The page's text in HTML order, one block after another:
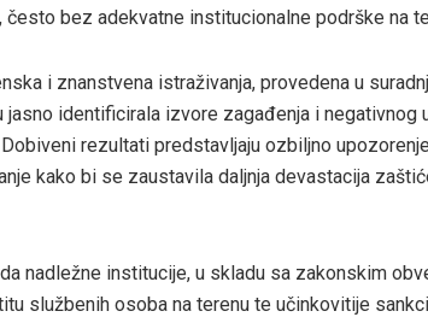
često bez adekvatne institucionalne podrške na
i znanstvena istraživanja, provedena u
jasno identificirala izvore zagađenja i negativnog
Dobiveni rezultati predstavljaju ozbiljno
kako bi se zaustavila daljnja devastacija
nadležne institucije, u skladu sa zakonskim
službenih osoba na terenu te učinkovitije